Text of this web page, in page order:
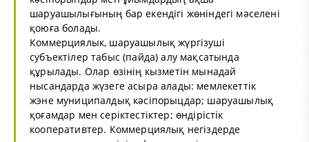
шаруашылығының бар екендігі жөніндегі мәселені
қоюға болады.
Коммерциялык, шаруашылық жүргізуші
субъектілер табыс (пайда) алу мақсатында
құрылады. Олар өзінің кызметін мынадай
нысандарда жүзеге асыра алады: мемлекеттік
жэне муниципалдық кәсіпорыцдар; шаруашылық
қоғамдар мен серіктестіктер; өндірістік
кооперативтер. Коммерциялық негіздерде